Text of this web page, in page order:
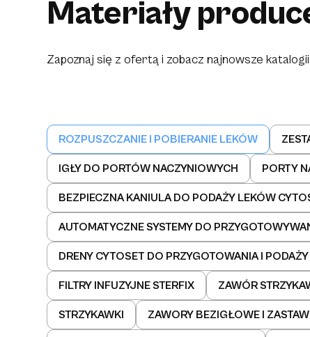
Materiały
Zapoznaj się z ofertą i zobacz najnowsze
ROZPUSZCZANIE I POBIERANIE LEKÓW
IGŁY DO PORTÓW NACZYNIOWYCH PORTY
BEZPIECZNA KANIULA DO PODAŻY LEKÓW
AUTOMATYCZNE SYSTEMY DO
DRENY CYTOSET DO PRZYGOTOWANIA I
FILTRY INFUZYJNE STERFIX ZAWÓR
STRZYKAWKI ZAWORY BEZIGŁOWE I